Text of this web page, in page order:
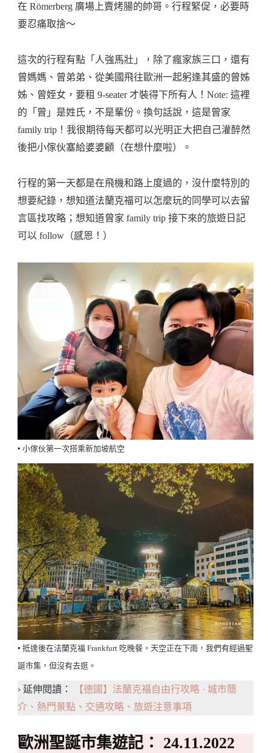
在 Römerberg 廣場上賣烤腸的帥哥。行程緊促，必要時
要忍痛取捨～
這次的行程有點「人強馬壯」，除了瘋家族三口，還有
曾媽媽、曾弟弟、從美國飛往歐洲一起躬逢其盛的曾姊
姊、曾姪女，要租 9-seater 才裝得下所有人！Note: 這裡
的「曾」是姓氏，不是輩份。換句話說，這是曾家
family trip！我很期待每天都可以光明正大把自己灌醉然
後把小傢伙塞給婆婆顧（在想什麼啦）。
行程的第一天都是在飛機和路上度過的，沒什麼特別的
想要紀錄，想知道法蘭克福可以怎麼玩的同學可以去留
言區找攻略；想知道曾家 family trip 接下來的旅遊日記
可以 follow（感恩！）
▪️ 小傢伙第一次搭乘新加坡航空
▪️ 抵達後在法蘭克福 Frankfurt 吃晚餐。天空正在下雨，我們有經過聖
誕市集，但沒有去逛。
› 延伸閱讀：
【德國】法蘭克福自由行攻略 · 城市簡
介、熱門景點、交通攻略、旅遊注意事項
歐洲聖誕市集遊記： 24.11.2022